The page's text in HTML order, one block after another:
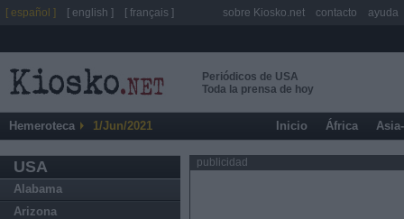
Periódicos de USA
Toda la prensa de hoy
Hemeroteca 1/Jun/2021 Inicio África
USA
Alabama
Arizona
publicidad
[ español ] [ english ] [ français ] sobre Kiosko.net contacto ayuda